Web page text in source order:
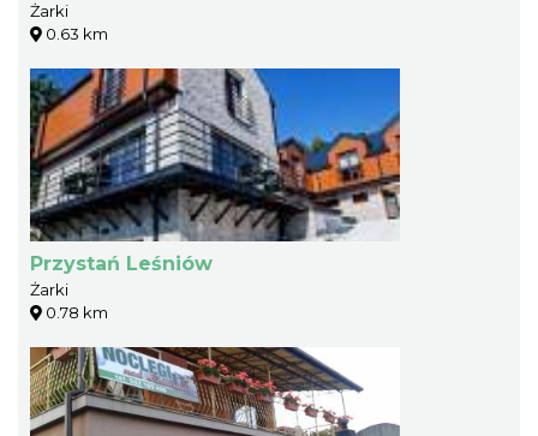
Żarki
0.63 km
Przystań Leśniów
Żarki
0.78 km